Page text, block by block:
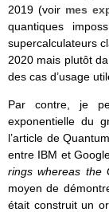
2019 (voir mes
quantiques
supercalculateurs
2020 mais plutôt
des cas d’usage
Par contre, je
exponentielle du
l’article de
entre IBM et
rings whereas the
moyen de
était construit un